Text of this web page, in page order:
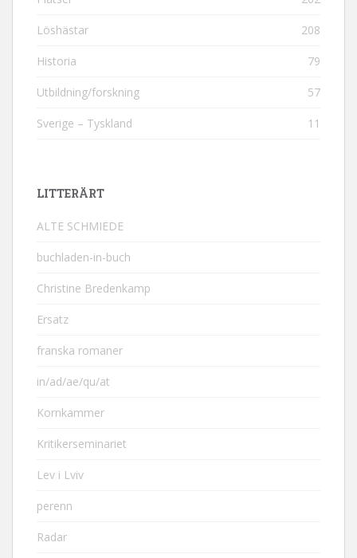
Löshästar 208
Historia 79
Utbildning/forskning 57
Sverige – Tyskland 11
LITTERÄRT
ALTE SCHMIEDE
buchladen-in-buch
Christine Bredenkamp
Ersatz
franska romaner
in/ad/ae/qu/at
Kornkammer
Kritikerseminariet
Lev i Lviv
perenn
Radar